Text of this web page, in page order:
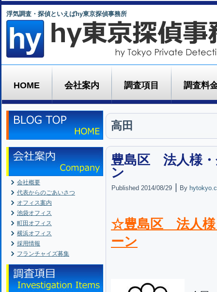
浮気調査・探偵といえばhy東京探偵事務所
HOME 会社案内 調査項目 調査料
会社概要
代表からのごあいさつ
オフィス案内
池袋オフィス
町田オフィス
横浜オフィス
採用情報
フランチャイズ募集
高田
豊島区 法人様
ン
Published 2014/08/29 By
☆豊島区 法人様
ーン